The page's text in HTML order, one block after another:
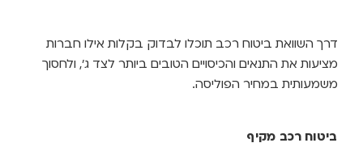
דרך השוואת ביטוח רכב תוכלו לבדוק בקלות אילו חברות
מציעות את התנאים והכיסויים הטובים ביותר לצד ג', ולחסוך
משמעותית במחיר הפוליסה.
ביטוח רכב מקיף